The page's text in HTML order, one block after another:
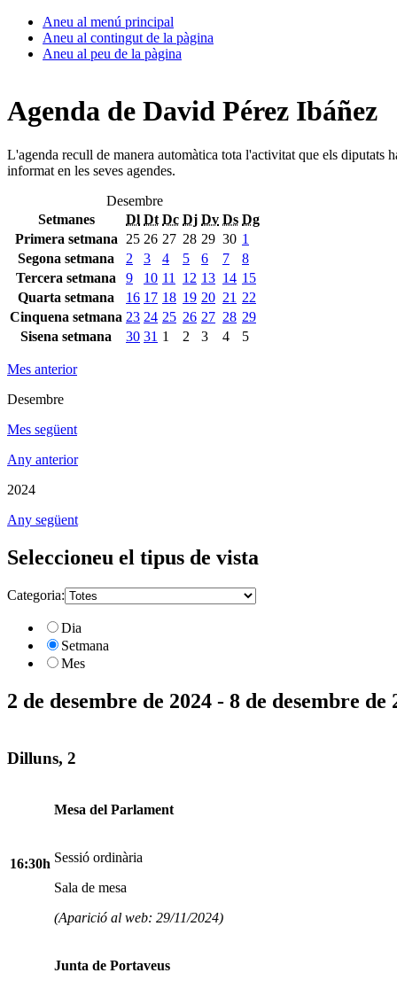
Aneu al menú principal
Aneu al contingut de la pàgina
Aneu al peu de la pàgina
Agenda de David Pérez Ibáñez
L'agenda recull de manera automàtica tota l'activitat que els diputats
informat en les seves agendes.
Desembre
Setmanes
Dl Dt Dc Dj Dv Ds Dg
Primera setmana
25 26 27 28 29 30 1
Segona setmana
2 3 4 5 6 7
8
Tercera setmana
9 10 11 12 13 14 15
Quarta setmana
16 17 18 19 20 21 22
Cinquena setmana 23 24 25 26 27 28 29
Sisena setmana
30 31 1 2 3 4 5
Mes anterior
Desembre
Mes següent
Any anterior
2024
Any següent
Seleccioneu el tipus de vista
Categoria:
Dia
Setmana
Mes
2 de desembre de 2024 - 8 de desembre de
Dilluns, 2
16:30h
Mesa del Parlament
Sessió ordinària
Sala de mesa
(Aparició al web: 29/11/2024)
Junta de Portaveus